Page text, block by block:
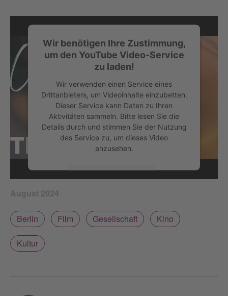
Wir benötigen Ihre Zustimmung,
um den YouTube Video-Service
zu laden!
Wir verwenden einen Service eines
Drittanbieters, um Videoinhalte einzubetten.
Dieser Service kann Daten zu Ihren
Aktivitäten sammeln. Bitte lesen Sie die
Details durch und stimmen Sie der Nutzung
des Service zu, um dieses Video
anzusehen.
August 2024
Berlin Film Gesellschaft Kino
Kultur